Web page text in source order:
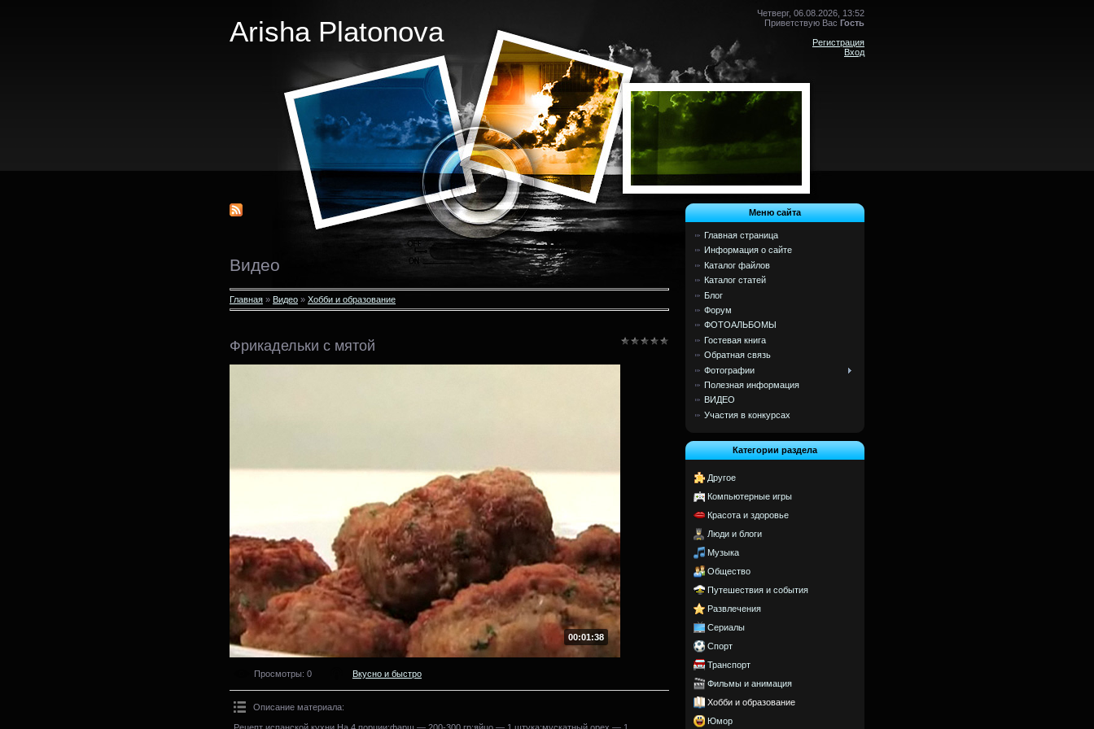
Arisha Platonova
Четверг, 06.08.2026, 13:52
Приветствую Вас Гость
Регистрация
Вход
Видео
Главная » Видео » Хобби и образование
Фрикадельки с мятой
00:01:38
Просмотры: 0 Вкусно и быстро
Описание материала:
Рецепт испанской кухни.На 4 порции:фарш — 200-300 гр;яйцо — 1 штука;мускатный орех — 1
Меню сайта
Главная страница
Информация о сайте
Каталог файлов
Каталог статей
Блог
Форум
ФОТОАЛЬБОМЫ
Гостевая книга
Обратная связь
Фотографии
Полезная информация
ВИДЕО
Участия в конкурсах
Категории раздела
Другое
Компьютерные игры
Красота и здоровье
Люди и блоги
Музыка
Общество
Путешествия и события
Развлечения
Сериалы
Спорт
Транспорт
Фильмы и анимация
Хобби и образование
Юмор